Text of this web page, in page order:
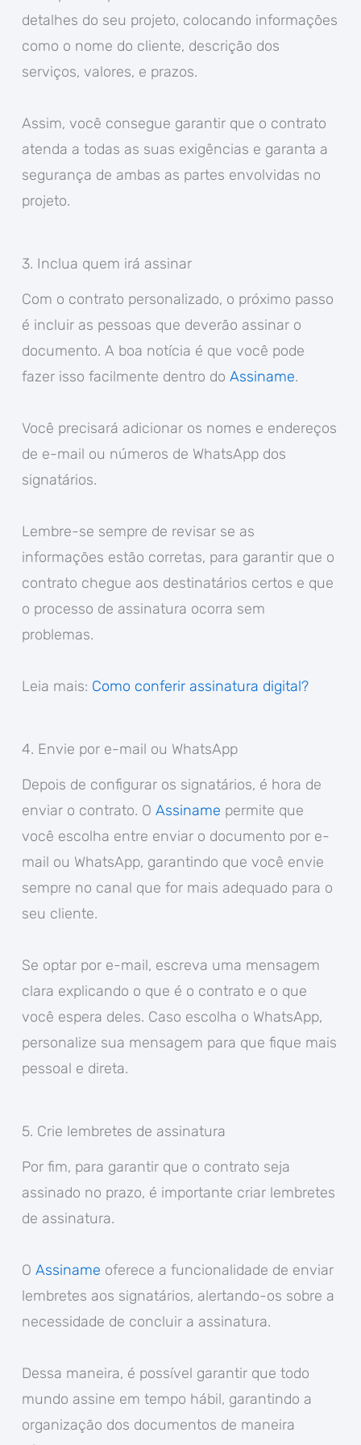
detalhes do seu projeto, colocando informações
como o nome do cliente, descrição dos
serviços, valores, e prazos.
Assim, você consegue garantir que o contrato
atenda a todas as suas exigências e garanta a
segurança de ambas as partes envolvidas no
projeto.
3. Inclua quem irá assinar
Com o contrato personalizado, o próximo passo
é incluir as pessoas que deverão assinar o
documento. A boa notícia é que você pode
fazer isso facilmente dentro do Assiname.
Você precisará adicionar os nomes e endereços
de e-mail ou números de WhatsApp dos
signatários.
Lembre-se sempre de revisar se as
informações estão corretas, para garantir que o
contrato chegue aos destinatários certos e que
o processo de assinatura ocorra sem
problemas.
Leia mais: Como conferir assinatura digital?
4. Envie por e-mail ou WhatsApp
Depois de configurar os signatários, é hora de
enviar o contrato. O Assiname permite que
você escolha entre enviar o documento por e-
mail ou WhatsApp, garantindo que você envie
sempre no canal que for mais adequado para o
seu cliente.
Se optar por e-mail, escreva uma mensagem
clara explicando o que é o contrato e o que
você espera deles. Caso escolha o WhatsApp,
personalize sua mensagem para que fique mais
pessoal e direta.
5. Crie lembretes de assinatura
Por fim, para garantir que o contrato seja
assinado no prazo, é importante criar lembretes
de assinatura.
O Assiname oferece a funcionalidade de enviar
lembretes aos signatários, alertando-os sobre a
necessidade de concluir a assinatura.
Dessa maneira, é possível garantir que todo
mundo assine em tempo hábil, garantindo a
organização dos documentos de maneira